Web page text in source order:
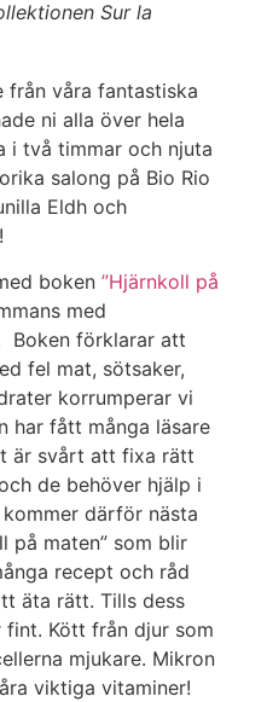
Sur la
från våra fantastiska
ni alla över hela
i två timmar och njuta
salong på Bio Rio
Eldh och
boken ”Hjärnkoll på
med
Boken förklarar att
fel mat, sötsaker,
korrumperar vi
har fått många läsare
är svårt att fixa rätt
de behöver hjälp i
därför nästa
på maten” som blir
recept och råd
äta rätt. Tills dess
fint. Kött från djur som
mjukare. Mikron
viktiga vitaminer!